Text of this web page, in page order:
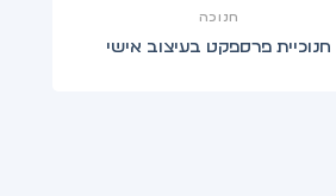
חנוכה
חנוכיית פרספקט בעיצוב אישי